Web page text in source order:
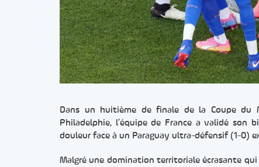
Dans un huitième de finale de la Coupe du
Philadelphie, l’équipe de France a validé
douleur face à un Paraguay ultra-défensif (1-0)
Malgré une domination territoriale écrasante